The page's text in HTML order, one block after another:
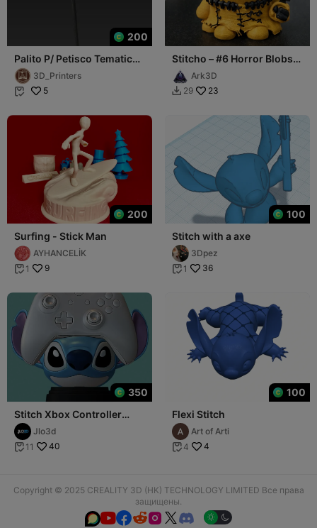
200
Palito P/ Petisco Tematico
Halloween Decorativo
3D_Printers
 5
Stitcho – #6 Horror Blobs
Collection
Ark3D
 29 23
200
Surfing - Stick Man
AYHANCELİK
 1 9
100
Stitch with a axe
3Dpez
 1 36
350
Stitch Xbox Controller
Stand – Joystick Holder
Jlo3d
 11 40
100
Flexi Stitch
Art of Arti
 4 4
Copyright © 2025 CREALITY 3D (HK) TECHNOLOGY LIMITED Все права
защищены.
  